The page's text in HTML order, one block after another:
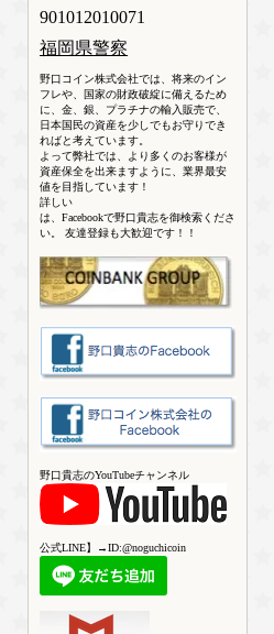
901012010071
福岡県警察
野口コイン株式会社では、将来のイン
フレや、国家の財政破綻に備えるため
に、金、銀、プラチナの輸入販売で、
日本国民の資産を少しでもお守りでき
ればと考えています。
よって弊社では、より多くのお客様が
資産保全を出来ますように、業界最安
値を目指しています！
詳しい
は、Facebookで野口貴志を御検索くださ
い。 友達登録も大歓迎です！！
野口貴志のYouTubeチャンネル
公式LINE】→ID:@noguchicoin